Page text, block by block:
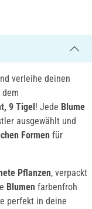
verleihe deinen
9 Tigel! Jede Blume
ausgewählt und
Formen für
Pflanzen, verpackt
Blumen farbenfroh
perfekt in deine